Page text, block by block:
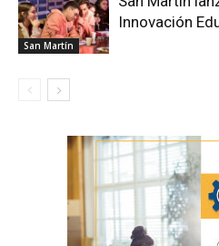
San Martín
Innovación